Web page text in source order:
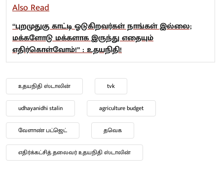
Also Read
“புறமுதுகு காட்டி ஓடுகிறவர்கள் நாங்கள் இல்லை;
மக்களோடு மக்களாக இருந்து எதையும்
எதிர்கொள்வோம்!” : உதயநிதி!
உதயநிதி ஸ்டாலின் tvk
udhayanidhi stalin agriculture budget
வேளாண் பட்ஜெட் தவெக
எதிர்க்கட்சித் தலைவர் உதயநிதி ஸ்டாலின்